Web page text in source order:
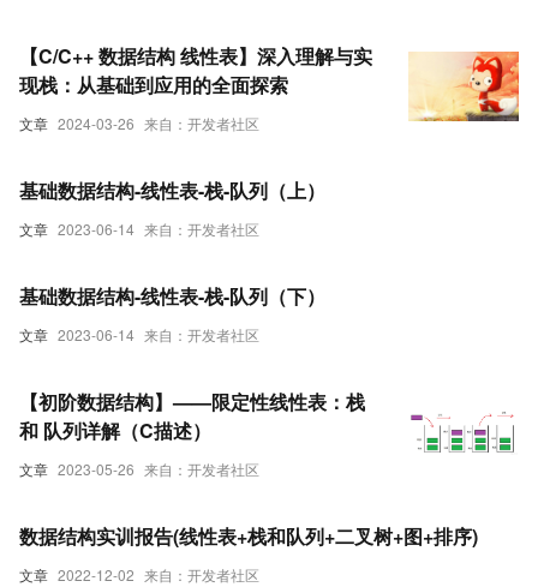
文章 2024-03-26 来自：开发者社区
【C/C++ 数据结构 线性表】深入理解与实
现栈：从基础到应用的全面探索
文章 2023-06-14 来自：开发者社区
基础数据结构-线性表-栈-队列（上）
文章 2023-06-14 来自：开发者社区
基础数据结构-线性表-栈-队列（下）
文章 2023-05-26 来自：开发者社区
【初阶数据结构】——限定性线性表：栈
和 队列详解（C描述）
文章 2022-12-02 来自：开发者社区
数据结构实训报告(线性表+栈和队列+二叉树+图+排序)